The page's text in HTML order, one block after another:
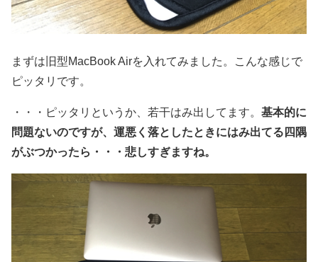
まずは旧型MacBook Airを入れてみました。こんな感じで
ピッタリです。
・・・ピッタリというか、若干はみ出してます。 基本的に
問題ないのですが、運悪く落としたときにはみ出てる四隅
がぶつかったら・・・悲しすぎますね。